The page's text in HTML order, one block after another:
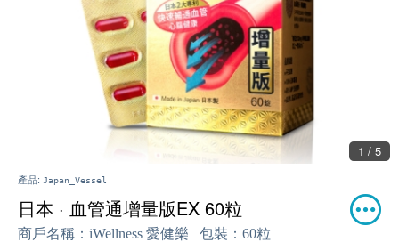
1 / 5
產品: Japan_Vessel
日本 · 血管通增量版EX 60粒
商戶名稱： iWellness 愛健樂 包裝： 60粒